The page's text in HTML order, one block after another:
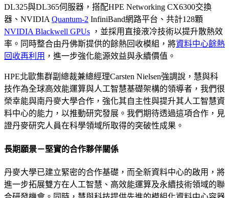
DL325與DL365伺服器，搭配HPE Networking CX6300交換
器、NVIDIAQuantum-2 InfiniBand網路平台、共計128顆
NVIDIA Blackwell GPUs ，並採用直接液冷技術以提升散熱效
率。同時整合由丹佛斯提供的餘熱回收模組，將資料中心餘熱
回收再利用 ，進一步強化能源效益與永續價值。
HPE北歐集群副總裁兼總經理Carsten Nielsen強調說，慧與科
技作為全球高效能運算與人工智慧基礎架構的領導者，我們很
榮幸能與南丹麥大學合作，強化其自主性與提升其人工智慧資
料中心的能力，以推動研究發展。我們期待透過這項合作，見
證丹麥研究人員在科學領域所取得的突破性成果。
長期願景－堅實的合作夥伴關係
丹麥大學已建立緊密的合作基礎，而全新資料中心的啟用，將
進一步拓展雙方在人工智慧、高效能運算及永續技術領域的聯